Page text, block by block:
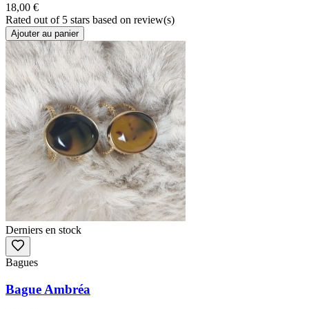
18,00 €
Rated out of 5 stars based on review(s)
Ajouter au panier
Derniers en stock
Bagues
Bague Ambréa